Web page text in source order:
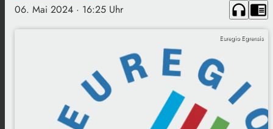
06. Mai 2024 · 16:25 Uhr headphones chrome_reader_mode
Euregio Egrensis